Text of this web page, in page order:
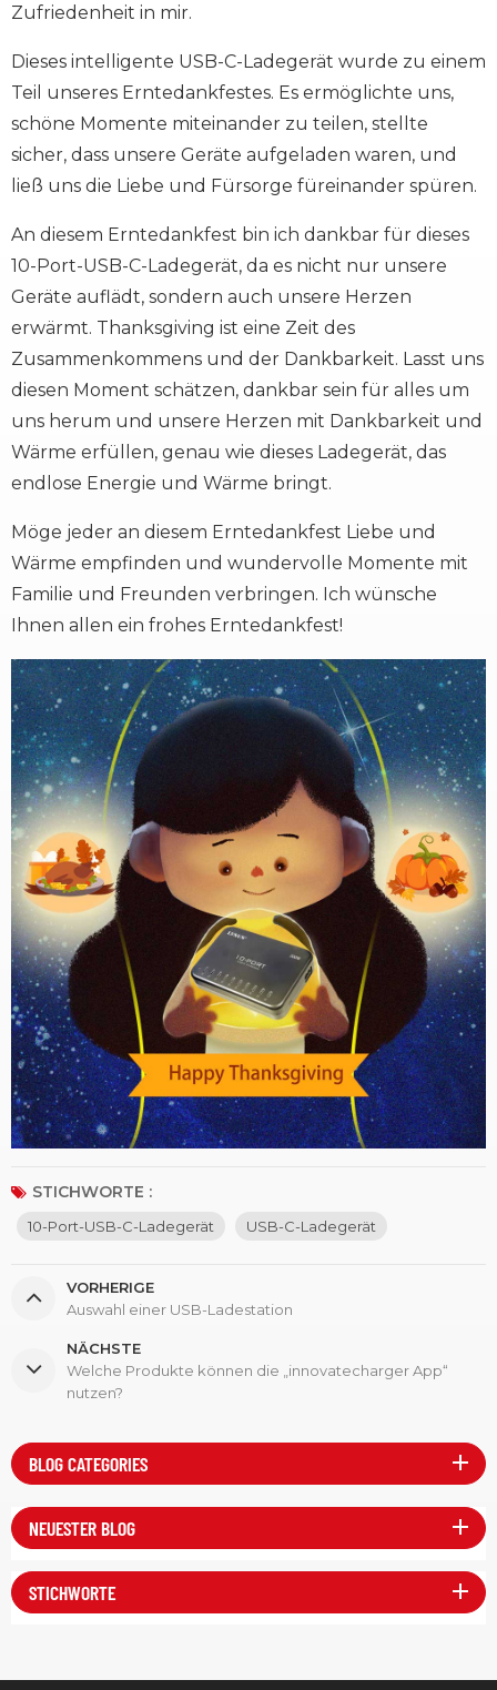
Zufriedenheit in mir.
Dieses intelligente USB-C-Ladegerät wurde zu einem
Teil unseres Erntedankfestes. Es ermöglichte uns,
schöne Momente miteinander zu teilen, stellte
sicher, dass unsere Geräte aufgeladen waren, und
ließ uns die Liebe und Fürsorge füreinander spüren.
An diesem Erntedankfest bin ich dankbar für dieses
10-Port-USB-C-Ladegerät, da es nicht nur unsere
Geräte auflädt, sondern auch unsere Herzen
erwärmt. Thanksgiving ist eine Zeit des
Zusammenkommens und der Dankbarkeit. Lasst uns
diesen Moment schätzen, dankbar sein für alles um
uns herum und unsere Herzen mit Dankbarkeit und
Wärme erfüllen, genau wie dieses Ladegerät, das
endlose Energie und Wärme bringt.
Möge jeder an diesem Erntedankfest Liebe und
Wärme empfinden und wundervolle Momente mit
Familie und Freunden verbringen. Ich wünsche
Ihnen allen ein frohes Erntedankfest!
STICHWORTE :
10-Port-USB-C-Ladegerät USB-C-Ladegerät
VORHERIGE
Auswahl einer USB-Ladestation
NÄCHSTE
Welche Produkte können die „innovatecharger App“
nutzen?
BLOG CATEGORIES
NEUESTER BLOG
STICHWORTE